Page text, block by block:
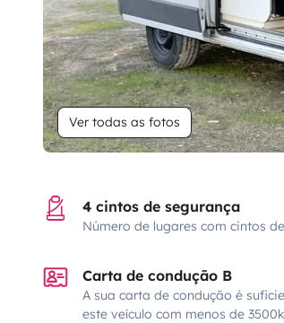
Ver todas as fotos
4 cintos de segurança
Número de lugares com cintos
Carta de condução B
A sua carta de condução é
este veículo com menos de